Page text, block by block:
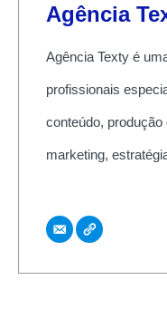
Agência
Agência Texty é
profissionais
conteúdo, produção
marketing,